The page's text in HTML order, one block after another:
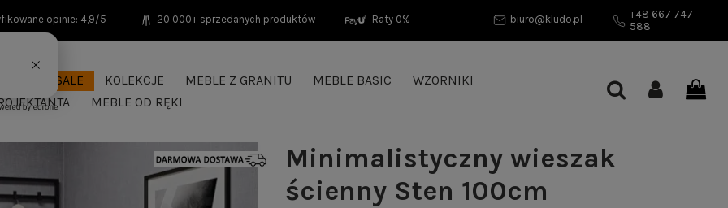
opinie: 4,9/5 20 000+ sprzedanych produktów Raty 0% biuro@kludo.pl
+48 667 747
588
SEASON SALE KOLEKCJE MEBLE Z GRANITU MEBLE BASIC
WZORNIKI
MEBLE OD RĘKI
Minimalistyczny wieszak
ścienny Sten 100cm